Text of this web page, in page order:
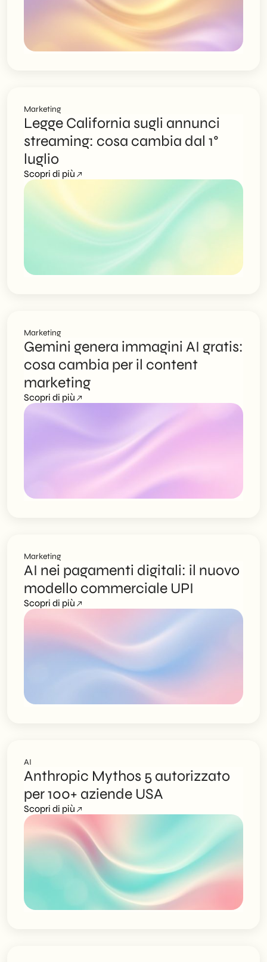
Marketing
Legge California sugli annunci
streaming: cosa cambia dal 1°
luglio
Scopri di più
Marketing
Gemini genera immagini AI gratis:
cosa cambia per il content
marketing
Scopri di più
Marketing
AI nei pagamenti digitali: il nuovo
modello commerciale UPI
Scopri di più
AI
Anthropic Mythos 5 autorizzato
per 100+ aziende USA
Scopri di più